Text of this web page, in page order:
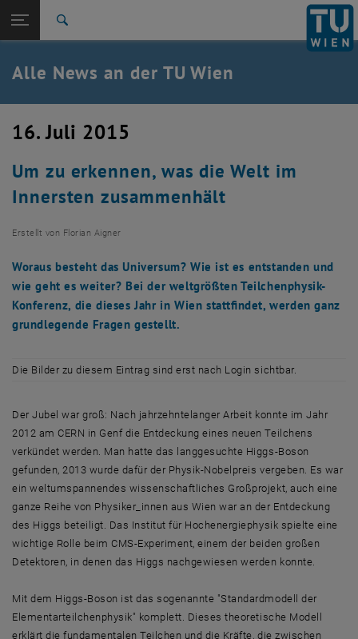
TU Login
Quicklinks
Quicklinks-Menü umschalten
Studium
Karriere
Zurück: Subseiten von TU Wien Startseite auflisten
Zurück zur letzten Ebene:
TU Wien Startseite
Übersicht
Alle News an der TU Wien
16. Juli 2015
Um zu erkennen, was die Welt im
Innersten zusammenhält
Erstellt von Florian Aigner
Woraus besteht das Universum? Wie ist es entstanden und
wie geht es weiter? Bei der weltgrößten Teilchenphysik-
Konferenz, die dieses Jahr in Wien stattfindet, werden ganz
grundlegende Fragen gestellt.
Die Bilder zu diesem Eintrag sind erst nach Login sichtbar.
Der Jubel war groß: Nach jahrzehntelanger Arbeit konnte im Jahr
2012 am CERN in Genf die Entdeckung eines neuen Teilchens
verkündet werden. Man hatte das langgesuchte Higgs-Boson
gefunden, 2013 wurde dafür der Physik-Nobelpreis vergeben. Es war
ein weltumspannendes wissenschaftliches Großprojekt, auch eine
ganze Reihe von Physiker_innen aus Wien war an der Entdeckung
des Higgs beteiligt. Das Institut für Hochenergiephysik spielte eine
wichtige Rolle beim CMS-Experiment, einem der beiden großen
Detektoren, in denen das Higgs nachgewiesen werden konnte.
Mit dem Higgs-Boson ist das sogenannte "Standardmodell der
Elementarteilchenphysik" komplett. Dieses theoretische Modell
erklärt die fundamentalen Teilchen und die Kräfte, die zwischen